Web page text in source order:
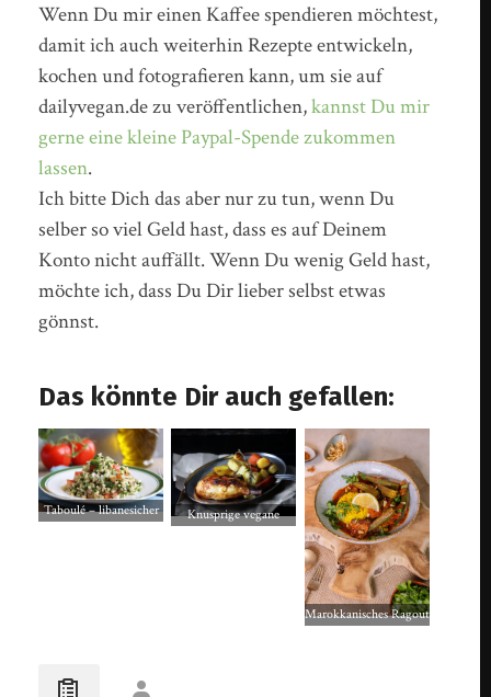
Wenn Du mir einen Kaffee spendieren möchtest,
damit ich auch weiterhin Rezepte entwickeln,
kochen und fotografieren kann, um sie auf
dailyvegan.de zu veröffentlichen,kannst Du mir
gerne eine kleine Paypal-Spende zukommen
lassen.
Ich bitte Dich das aber nur zu tun, wenn Du
selber so viel Geld hast, dass es auf Deinem
Konto nicht auffällt. Wenn Du wenig Geld hast,
möchte ich, dass Du Dir lieber selbst etwas
gönnst.
Das könnte Dir auch gefallen:
Taboulé – libanesicher
Knusprige vegane
Marokkanisches Ragout